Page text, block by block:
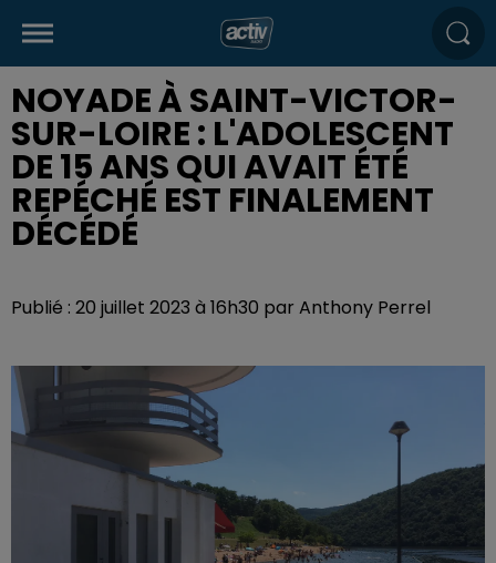
NOYADE À SAINT-VICTOR-
SUR-LOIRE : L'ADOLESCENT
DE 15 ANS QUI AVAIT ÉTÉ
REPÉCHÉ EST FINALEMENT
DÉCÉDÉ
Publié : 20 juillet 2023 à 16h30 par Anthony Perrel